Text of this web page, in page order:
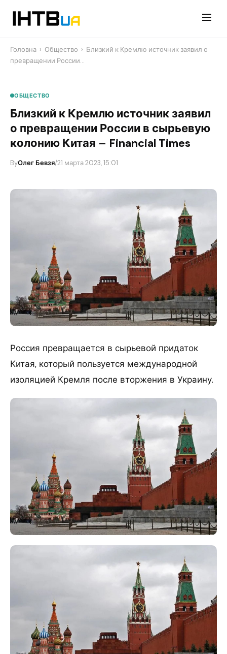
Головна › Общество › Близкий к Кремлю источник заявил о
превращении России…
ОБЩЕСТВО
Близкий к Кремлю источник заявил
о превращении России в сырьевую
колонию Китая – ​Financial Times
ByОлег Бевзя/21 марта 2023, 15:01
Россия превращается в сырьевой придаток
Китая, который пользуется международной
изоляцией Кремля после вторжения в Украину.